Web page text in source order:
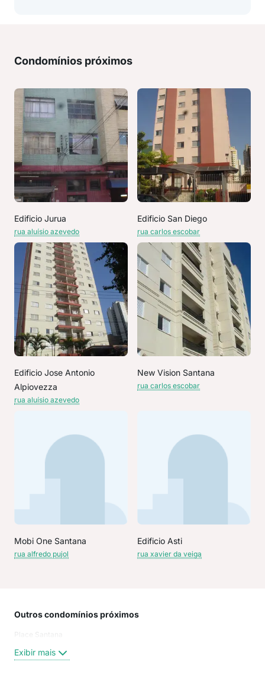
Condomínios próximos
Edificio Jurua
rua aluísio azevedo
Edificio San Diego
rua carlos escobar
Edificio Jose Antonio
Alpiovezza
rua aluísio azevedo
New Vision Santana
rua carlos escobar
Mobi One Santana
rua alfredo pujol
Edificio Asti
rua xavier da veiga
Outros condomínios próximos
Place Santana
Exibir mais